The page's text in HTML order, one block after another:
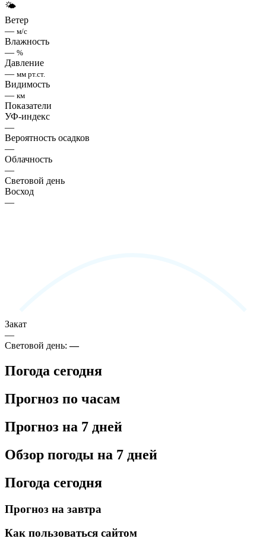
🌤
Ветер
— м/с
Влажность
— %
Давление
— мм рт.ст.
Видимость
— км
Показатели
УФ-индекс
—
Вероятность осадков
—
Облачность
—
Световой день
Восход
—
Закат
—
Световой день:—
Погода сегодня
Прогноз по часам
Прогноз на 7 дней
Обзор погоды на 7 дней
Погода сегодня
Прогноз на завтра
Как пользоваться сайтом